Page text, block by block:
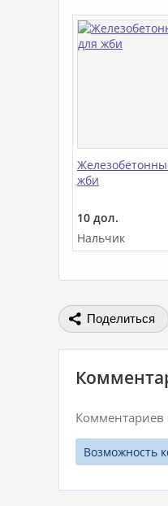
жби
10 дол.
Нальчик
Поделиться
Комментариев
Возможность